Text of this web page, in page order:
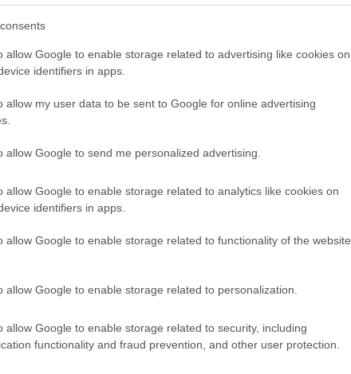
allow Google to enable storage related to advertising like cookies on
identifiers in apps.
allow my user data to be sent to Google for online advertising
allow Google to send me personalized advertising.
allow Google to enable storage related to analytics like cookies on
identifiers in apps.
allow Google to enable storage related to functionality of the website
allow Google to enable storage related to personalization.
allow Google to enable storage related to security, including
functionality and fraud prevention, and other user protection.
le implicazioni su
aumentato la spesa per la trasformazione
è molto disomogenea: il24%investe in
che investono poco o nulla. Tra le
che il digitale sia marginale nel
superino i benefici (9%), la mancanza di
e controllo, marketing e vendite,
le risorse umane e i processi di